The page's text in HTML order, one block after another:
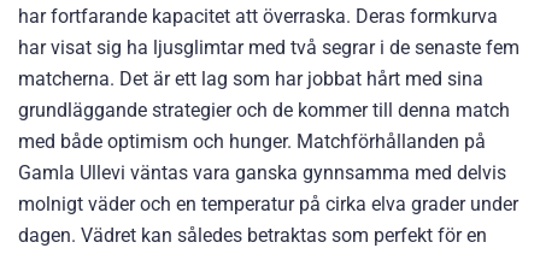
har fortfarande kapacitet att överraska. Deras formkurva
har visat sig ha ljusglimtar med två segrar i de senaste fem
matcherna. Det är ett lag som har jobbat hårt med sina
grundläggande strategier och de kommer till denna match
med både optimism och hunger. Matchförhållanden på
Gamla Ullevi väntas vara ganska gynnsamma med delvis
molnigt väder och en temperatur på cirka elva grader under
dagen. Vädret kan således betraktas som perfekt för en